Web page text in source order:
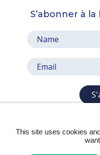
S’abonner à
This site uses cookies